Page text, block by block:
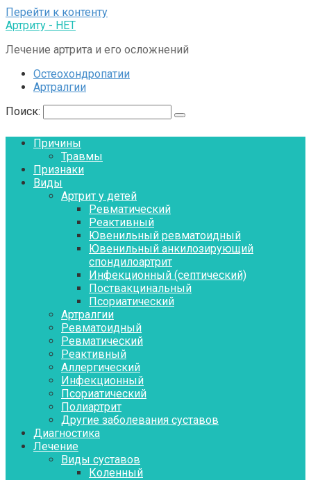
Перейти к контенту
Артриту - НЕТ
Лечение артрита и его осложнений
Остеохондропатии
Артралгии
Поиск:
Причины
Травмы
Признаки
Виды
Артрит у детей
Ревматический
Реактивный
Ювенильный ревматоидный
Ювенильный анкилозирующий
спондилоартрит
Инфекционный (септический)
Поствакцинальный
Псориатический
Артралгии
Ревматоидный
Ревматический
Реактивный
Аллергический
Инфекционный
Псориатический
Полиартрит
Другие заболевания суставов
Диагностика
Лечение
Виды суставов
Коленный